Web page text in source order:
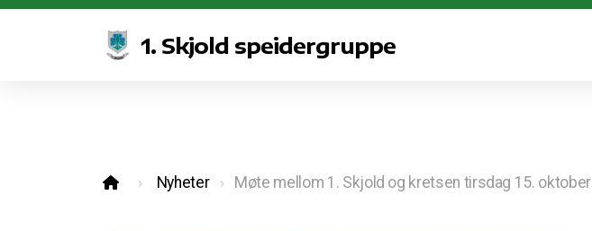
1. Skjold speidergruppe
Nyheter Møte mellom 1. Skjold og kretsen tirsdag 15. oktober